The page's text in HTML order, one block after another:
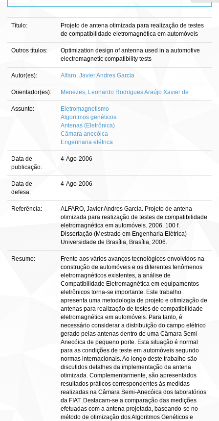
Título:
Projeto de antena otimizada para realização de testes
de compatibilidade eletromagnética em automóveis
Outros títulos:
Optimization design of antenna used in a automotive
electromagnetic compatibility tests
Autor(es): Alfaro, Javier Andres Garcia
Orientador(es): Menezes, Leonardo Rodrigues Araújo Xavier de
Assunto:
Eletromagnetismo
Algoritmos genéticos
Antenas (Eletrônica)
Câmara anecóica
Engenharia elétrica
Data de
publicação:
4-Ago-2006
Data de
defesa:
4-Ago-2006
Referência:
ALFARO, Javier Andres Garcia. Projeto de antena
otimizada para realização de testes de compatibilidade
eletromagnética em automóveis. 2006. 100 f.
Dissertação (Mestrado em Engenharia Elétrica)-
Universidade de Brasília, Brasília, 2006.
Resumo:
Frente aos vários avanços tecnológicos envolvidos na
construção de automóveis e os diferentes fenômenos
eletromagnéticos existentes, a análise de
Compatibilidade Eletromagnética em equipamentos
eletrônicos torna-se importante. Este trabalho
apresenta uma metodologia de projeto e otimização de
antenas para realização de testes de compatibilidade
eletromagnética em automóveis. Para tanto, é
necessário considerar a distribuição do campo elétrico
gerado pelas antenas dentro de uma Câmara Semi-
Anecóica de pequeno porte. Esta situação é normal
para as condições de teste em automóveis segundo
normas internacionais. Ao longo deste trabalho são
discutidos detalhes da implementação da antena
otimizada. Complementarmente, são apresentados
resultados práticos correspondentes às medidas
realizadas na Câmara Semi-Anecóica dos laboratórios
da FIAT. Destacam-se a comparação das medições
efetuadas com a antena projetada, baseando-se no
método de otimização dos Algoritmos Genéticos e